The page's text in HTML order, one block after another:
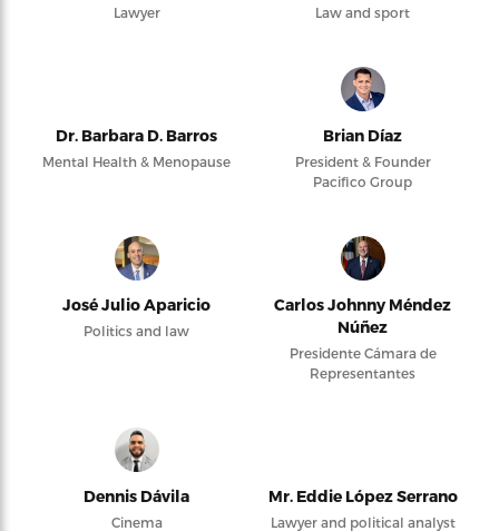
Lawyer Law and sport
Dr. Barbara D. Barros
Mental Health & Menopause
Brian Díaz
President & Founder
Pacifico Group
José Julio Aparicio
Politics and law
Carlos Johnny Méndez
Núñez
Presidente Cámara de
Representantes
Dennis Dávila
Cinema
Mr. Eddie López Serrano
Lawyer and political analyst